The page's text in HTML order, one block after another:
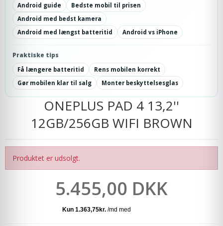
Android guide
Bedste mobil til prisen
Android med bedst kamera
Android med længst batteritid
Android vs iPhone
Praktiske tips
Få længere batteritid
Rens mobilen korrekt
Gør mobilen klar til salg
Monter beskyttelsesglas
ONEPLUS PAD 4 13,2''
12GB/256GB WIFI BROWN
Produktet er udsolgt.
5.455,00 DKK